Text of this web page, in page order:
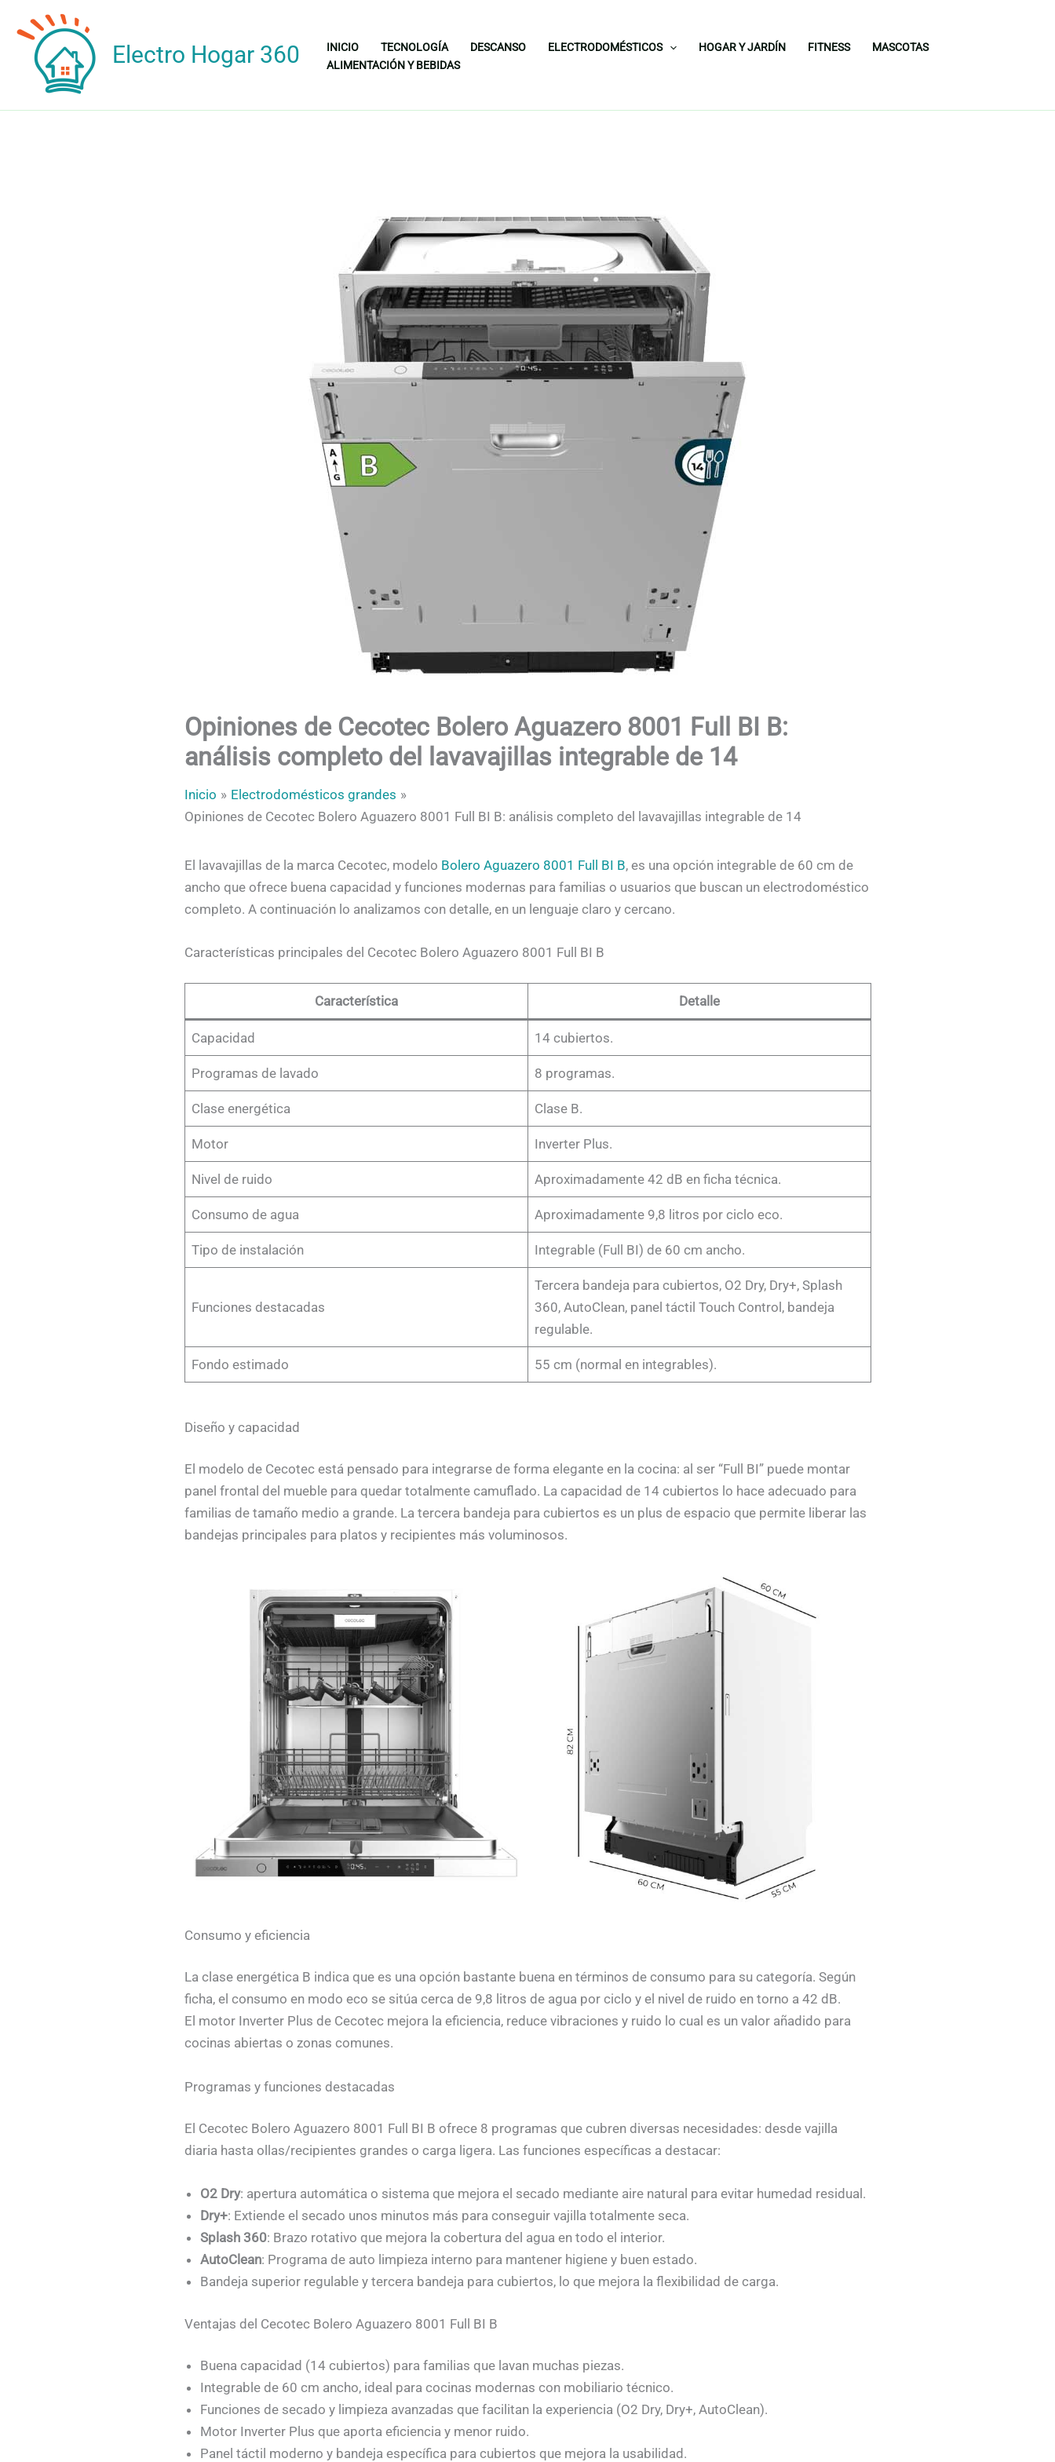
contenido
Electro Hogar 360 INICIO TECNOLOGÍA DESCANSO ELECTRODOMÉSTICOS HOGAR Y JARDÍN FITNESS
MASCOTAS
ALIMENTACIÓN Y BEBIDAS
Opiniones de Cecotec Bolero Aguazero 8001 Full BI B:
análisis completo del lavavajillas integrable de 14
Inicio
Electrodomésticos grandes
Opiniones de Cecotec Bolero Aguazero 8001 Full BI B: análisis completo del lavavajillas integrable de 14
El lavavajillas de la marca Cecotec, modelo Bolero Aguazero 8001 Full BI B, es una opción integrable de 60 cm de
ancho que ofrece buena capacidad y funciones modernas para familias o usuarios que buscan un electrodoméstico
completo. A continuación lo analizamos con detalle, en un lenguaje claro y cercano.
Características principales del Cecotec Bolero Aguazero 8001 Full BI B
Característica Detalle
Capacidad 14 cubiertos.
Programas de lavado 8 programas.
Clase energética Clase B.
Motor Inverter Plus.
Nivel de ruido Aproximadamente 42 dB en ficha técnica.
Consumo de agua Aproximadamente 9,8 litros por ciclo eco.
Tipo de instalación Integrable (Full BI) de 60 cm ancho.
Funciones destacadas
Tercera bandeja para cubiertos, O2 Dry, Dry+, Splash
360, AutoClean, panel táctil Touch Control, bandeja
regulable.
Fondo estimado 55 cm (normal en integrables).
Diseño y capacidad
El modelo de Cecotec está pensado para integrarse de forma elegante en la cocina: al ser “Full BI” puede montar
panel frontal del mueble para quedar totalmente camuflado. La capacidad de 14 cubiertos lo hace adecuado para
familias de tamaño medio a grande. La tercera bandeja para cubiertos es un plus de espacio que permite liberar las
bandejas principales para platos y recipientes más voluminosos.
Consumo y eficiencia
La clase energética B indica que es una opción bastante buena en términos de consumo para su categoría. Según
ficha, el consumo en modo eco se sitúa cerca de 9,8 litros de agua por ciclo y el nivel de ruido en torno a 42 dB.
El motor Inverter Plus de Cecotec mejora la eficiencia, reduce vibraciones y ruido lo cual es un valor añadido para
cocinas abiertas o zonas comunes.
Programas y funciones destacadas
El Cecotec Bolero Aguazero 8001 Full BI B ofrece 8 programas que cubren diversas necesidades: desde vajilla
diaria hasta ollas/recipientes grandes o carga ligera. Las funciones específicas a destacar:
O2 Dry: apertura automática o sistema que mejora el secado mediante aire natural para evitar humedad residual.
Dry+: Extiende el secado unos minutos más para conseguir vajilla totalmente seca.
Splash 360: Brazo rotativo que mejora la cobertura del agua en todo el interior.
AutoClean: Programa de auto limpieza interno para mantener higiene y buen estado.
Bandeja superior regulable y tercera bandeja para cubiertos, lo que mejora la flexibilidad de carga.
Ventajas del Cecotec Bolero Aguazero 8001 Full BI B
Buena capacidad (14 cubiertos) para familias que lavan muchas piezas.
Integrable de 60 cm ancho, ideal para cocinas modernas con mobiliario técnico.
Funciones de secado y limpieza avanzadas que facilitan la experiencia (O2 Dry, Dry+, AutoClean).
Motor Inverter Plus que aporta eficiencia y menor ruido.
Panel táctil moderno y bandeja específica para cubiertos que mejora la usabilidad.